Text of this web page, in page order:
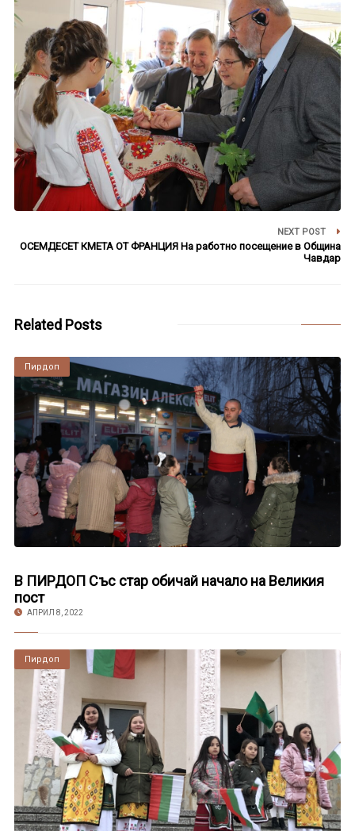
NEXT POST
ОСЕМДЕСЕТ КМЕТА ОТ ФРАНЦИЯ На работно посещение в Община
Чавдар
Related Posts
Пирдоп
В ПИРДОП Със стар обичай начало на Великия
пост
АПРИЛ 8, 2022
Пирдоп